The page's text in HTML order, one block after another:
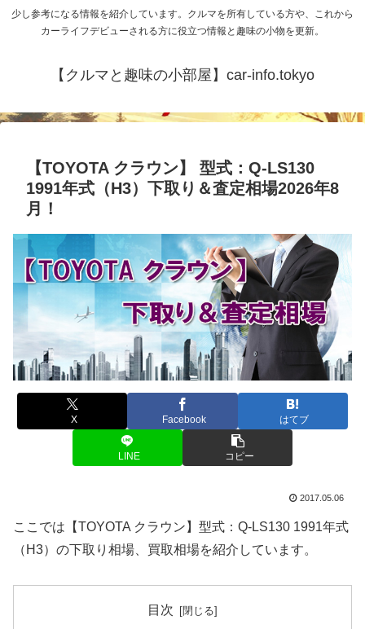
少し参考になる情報を紹介しています。クルマを所有している方や、これから
カーライフデビューされる方に役立つ情報と趣味の小物を更新。
【クルマと趣味の小部屋】car-info.tokyo
【TOYOTA クラウン】 型式：Q-LS130
1991年式（H3）下取り＆査定相場2026年8
月！
X Facebook はてブ
LINE コピー
2017.05.06
ここでは【TOYOTA クラウン】型式：Q-LS130 1991年式
（H3）の下取り相場、買取相場を紹介しています。
目次